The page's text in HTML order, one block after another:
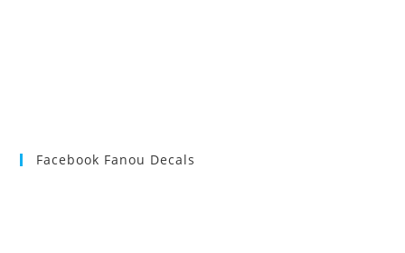
Facebook Fanou Decals